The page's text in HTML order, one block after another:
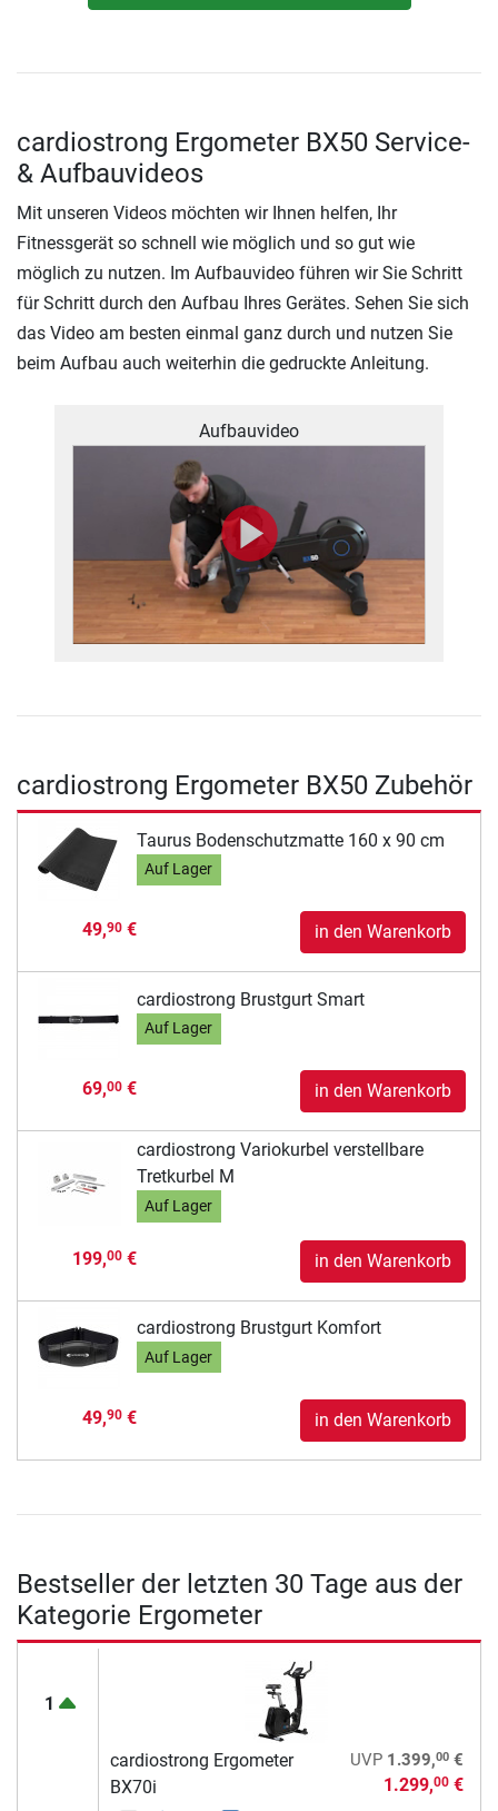
cardiostrong Ergometer BX50 Service-
& Aufbauvideos
Mit unseren Videos möchten wir Ihnen helfen, Ihr
Fitnessgerät so schnell wie möglich und so gut wie
möglich zu nutzen. Im Aufbauvideo führen wir Sie Schritt
für Schritt durch den Aufbau Ihres Gerätes. Sehen Sie sich
das Video am besten einmal ganz durch und nutzen Sie
beim Aufbau auch weiterhin die gedruckte Anleitung.
Aufbauvideo
cardiostrong Ergometer BX50 Zubehör
Taurus Bodenschutzmatte 160 x 90 cm
Auf Lager
49,90€ in den Warenkorb
cardiostrong Brustgurt Smart
Auf Lager
69,00€ in den Warenkorb
cardiostrong Variokurbel verstellbare
Tretkurbel M
Auf Lager
199,00€ in den Warenkorb
cardiostrong Brustgurt Komfort
Auf Lager
49,90€ in den Warenkorb
Bestseller der letzten 30 Tage aus der
Kategorie Ergometer
1
cardiostrong Ergometer
BX70i
UVP 1.399,00€
1.299,00€